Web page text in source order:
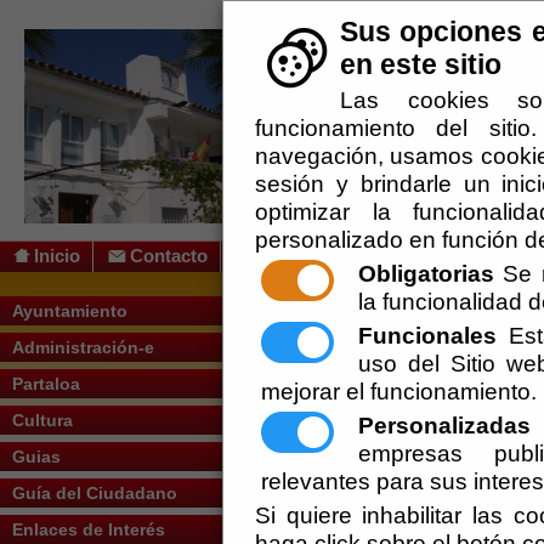
Sus opciones
en este sitio
Las cookies
funcionamiento del
navegación, usamos
sesión y brindarle un
optimizar la
personalizado en función
Obligatorias Se
la funcionalidad
Funcionales
uso del Sitio
mejorar el funcionamiento.
Personalizadas
empresas
relevantes para sus
Si quiere inhabilitar las
Inicio Contacto
Ayuntamiento
Administración-e
Partaloa
Cultura
Guias
Guía del Ciudadano
Enlaces de Interés
Usted se encuentra aquí:Inicio // ...
Escuchar
<p>Para
<strong>casarse por la
Antonio de Padua", quien
realización del expediente es la
<ol>
<li> Partida de nacimiento de
<li> Partida de bautismo, que
<li>Certificado de soltería
extranjero o proceda de una
<li> Certificado de haber